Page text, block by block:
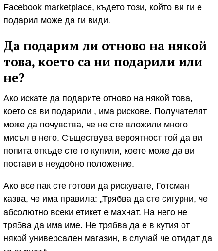
Facebook marketplace, където този, който ви ги е
подарил може да ги види.
Да подарим ли отново на някой
това, което са ни подарили или
не?
Ако искате да подарите отново на някой това,
което са ви подарили , има рискове. Получателят
може да почувства, че не сте вложили много
мисъл в него. Съществува вероятност той да ви
попита откъде сте го купили, което може да ви
постави в неудобно положение.
Ако все пак сте готови да рискувате, Готсман
казва, че има правила: „Трябва да сте сигурни, че
абсолютно всеки етикет е махнат. На него не
трябва да има име. Не трябва да е в кутия от
някой универсален магазин, в случай че отидат да